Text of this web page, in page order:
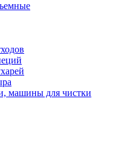
машины для чистки